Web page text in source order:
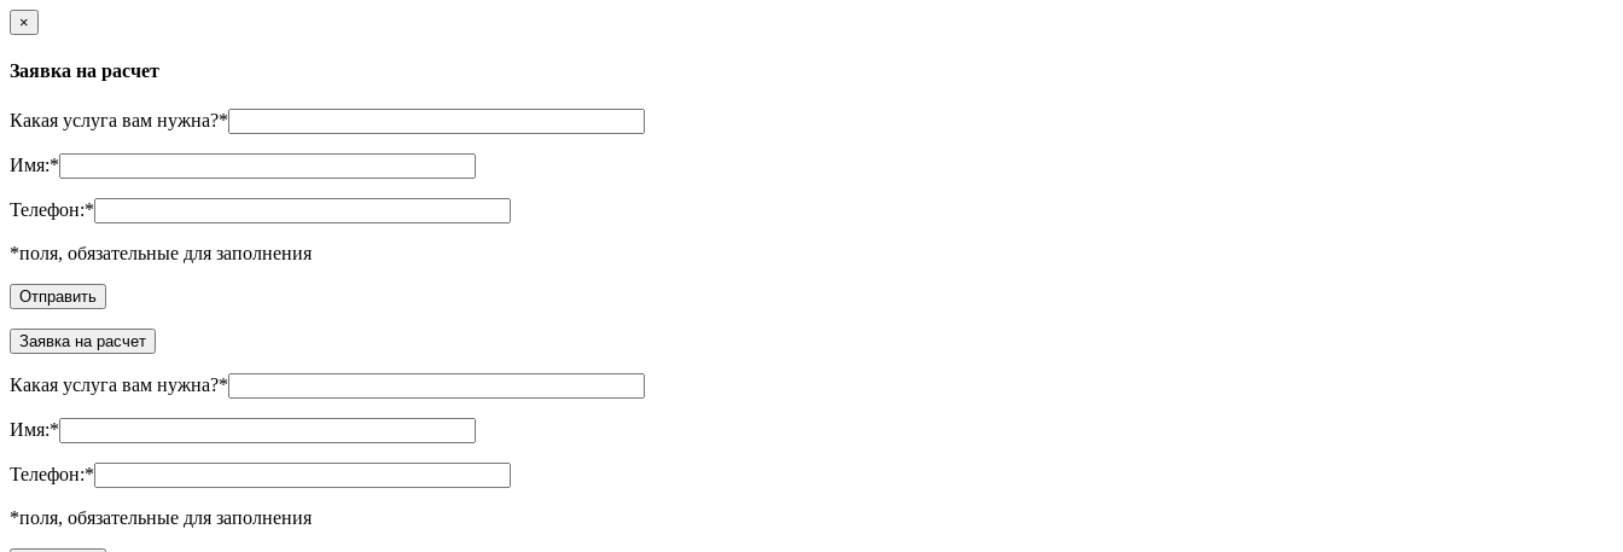
×
Заявка на расчет
Какая услуга вам нужна?*
Имя:*
Телефон:*
*поля, обязательные для заполнения
Заявка на расчет
Какая услуга вам нужна?*
Имя:*
Телефон:*
*поля, обязательные для заполнения